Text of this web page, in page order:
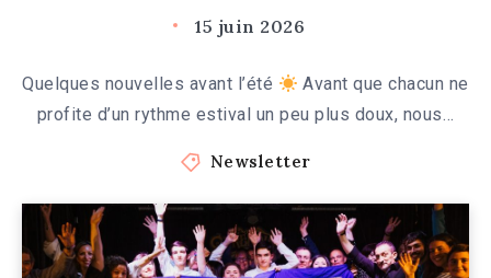
15 juin 2026
Quelques nouvelles avant l’été
Avant que chacun ne
profite d’un rythme estival un peu plus doux, nous…
Newsletter